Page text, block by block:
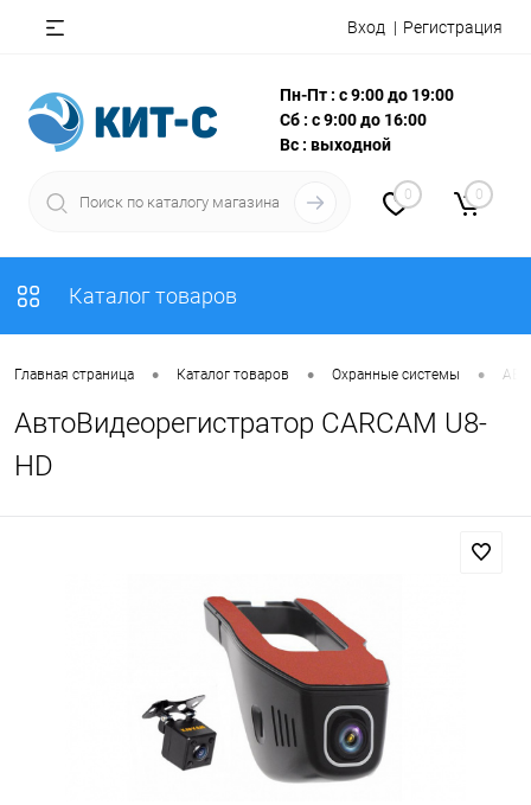
Вход Регистрация
Пн-Пт : с 9:00 до 19:00
Сб : с 9:00 до 16:00
Вс : выходной
0 0
Каталог товаров
Главная страница • Каталог товаров • Охранные системы •
АвтоВидеорегистратор CARCAM U8-
HD